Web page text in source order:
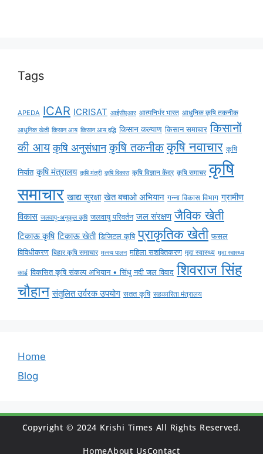
Tags
APEDA ICAR ICRISAT आईसीएआर आत्मनिर्भर भारत आधुनिक कृषि तकनीक
आधुनिक खेती किसान आय किसान आय वृद्धि किसान कल्याण किसान समाचार किसानों
की आय कृषि अनुसंधान कृषि तकनीक कृषि नवाचार कृषि
निर्यात कृषि मंत्रालय कृषि मंत्री कृषि विकास कृषि विज्ञान केंद्र कृषि समाचर कृषि
समाचार खाद्य सुरक्षा खेत बचाओ अभियान गन्ना विकास विभाग ग्रामीण
विकास जलवायु-अनुकूल कृषि जलवायु परिवर्तन जल संरक्षण जैविक खेती
टिकाऊ कृषि टिकाऊ खेती डिजिटल कृषि प्राकृतिक खेती फसल
विविधीकरण बिहार कृषि समाचार मत्स्य पालन महिला सशक्तिकरण मृदा स्वास्थ्य मृदा स्वास्थ्य
कार्ड विकसित कृषि संकल्प अभियान • सिंधु नदी जल विवाद शिवराज सिंह
चौहान संतुलित उर्वरक उपयोग सतत कृषि सहकारिता मंत्रालय
Home
Blog
Copyright © 2024 Krishi Times All Rights Reserved.
HomeAbout UsContact